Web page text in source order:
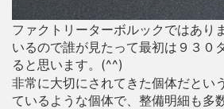
ファクトリーターボルックではあり
いるので誰が見たって最初は９３０
ると思います。(^^)
非常に大切にされてきた個体だとい
ているような個体で、整備明細も多